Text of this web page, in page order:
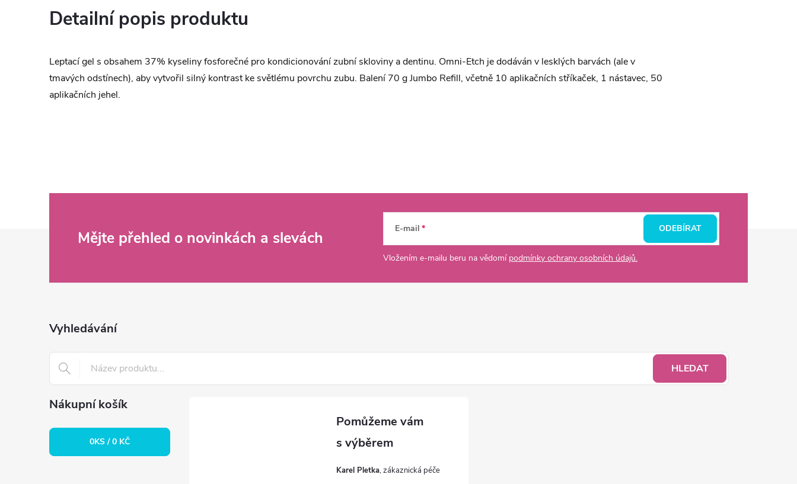
Detailní popis produktu
Leptací gel s obsahem 37% kyseliny fosforečné pro kondicionování zubní skloviny a dentinu. Omni-Etch je dodáván v lesklých barvách (ale v
tmavých odstínech), aby vytvořil silný kontrast ke světlému povrchu zubu. Balení 70 g Jumbo Refill, včetně 10 aplikačních stříkaček, 1 nástavec, 50
aplikačních jehel.
Mějte přehled o novinkách a slevách E-mail
Vložením e-mailu beru na vědomí podmínky ochrany osobních údajů.
ODEBÍRAT
Vyhledávání
HLEDAT
Nákupní košík
0KS /0 KČ
Karel Pletka